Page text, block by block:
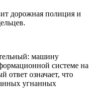
дорожная полиция и
машину
системе на
ответ означает, что
угнанных